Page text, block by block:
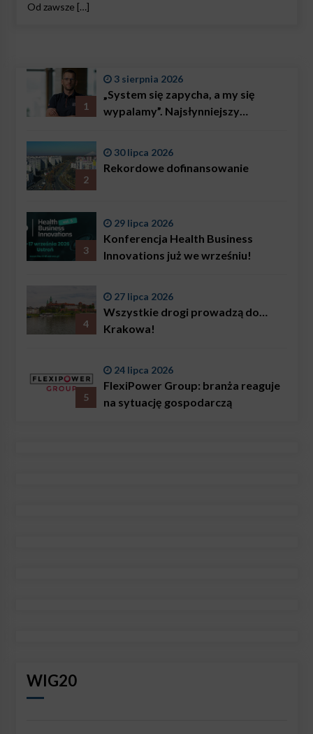
Od zawsze […]
1
3 sierpnia 2026
„System się zapycha, a my się
wypalamy”. Najsłynniejszy
problemem są nie tylko choroby
2
30 lipca 2026
Rekordowe dofinansowanie
3
29 lipca 2026
Konferencja Health Business
Innovations już we wrześniu!
4
27 lipca 2026
Wszystkie drogi prowadzą do…
Krakowa!
5
24 lipca 2026
FlexiPower Group: branża reaguje
na sytuację gospodarczą
WIG20